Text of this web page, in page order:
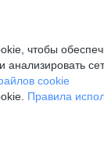
чтобы
анализировать
cookie
Правила